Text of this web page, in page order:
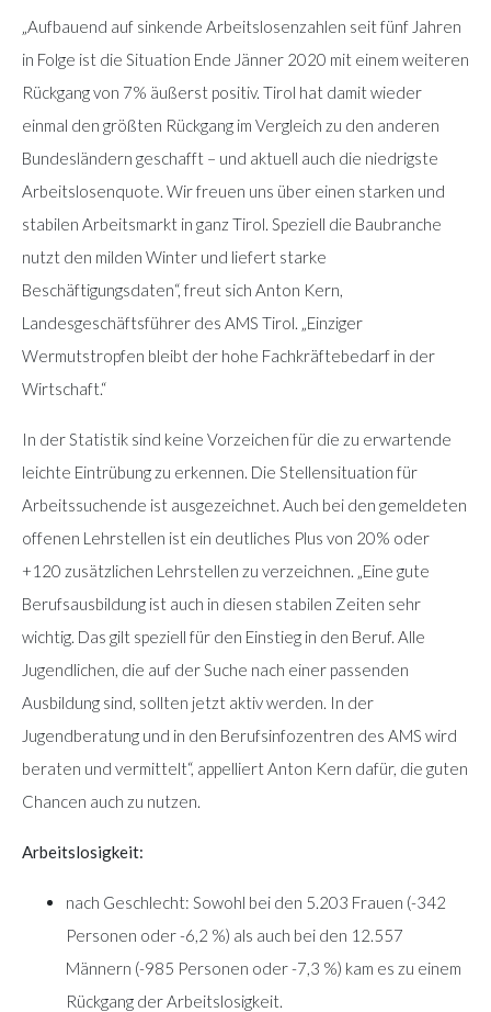
„Aufbauend auf sinkende Arbeitslosenzahlen seit fünf Jahren
in Folge ist die Situation Ende Jänner 2020 mit einem weiteren
Rückgang von 7% äußerst positiv. Tirol hat damit wieder
einmal den größten Rückgang im Vergleich zu den anderen
Bundesländern geschafft – und aktuell auch die niedrigste
Arbeitslosenquote. Wir freuen uns über einen starken und
stabilen Arbeitsmarkt in ganz Tirol. Speziell die Baubranche
nutzt den milden Winter und liefert starke
Beschäftigungsdaten“, freut sich Anton Kern,
Landesgeschäftsführer des AMS Tirol. „Einziger
Wermutstropfen bleibt der hohe Fachkräftebedarf in der
Wirtschaft.“
In der Statistik sind keine Vorzeichen für die zu erwartende
leichte Eintrübung zu erkennen. Die Stellensituation für
Arbeitssuchende ist ausgezeichnet. Auch bei den gemeldeten
offenen Lehrstellen ist ein deutliches Plus von 20% oder
+120 zusätzlichen Lehrstellen zu verzeichnen. „Eine gute
Berufsausbildung ist auch in diesen stabilen Zeiten sehr
wichtig. Das gilt speziell für den Einstieg in den Beruf. Alle
Jugendlichen, die auf der Suche nach einer passenden
Ausbildung sind, sollten jetzt aktiv werden. In der
Jugendberatung und in den Berufsinfozentren des AMS wird
beraten und vermittelt“, appelliert Anton Kern dafür, die guten
Chancen auch zu nutzen.
Arbeitslosigkeit:
nach Geschlecht: Sowohl bei den 5.203 Frauen (-342
Personen oder -6,2 %) als auch bei den 12.557
Männern (-985 Personen oder -7,3 %) kam es zu einem
Rückgang der Arbeitslosigkeit.